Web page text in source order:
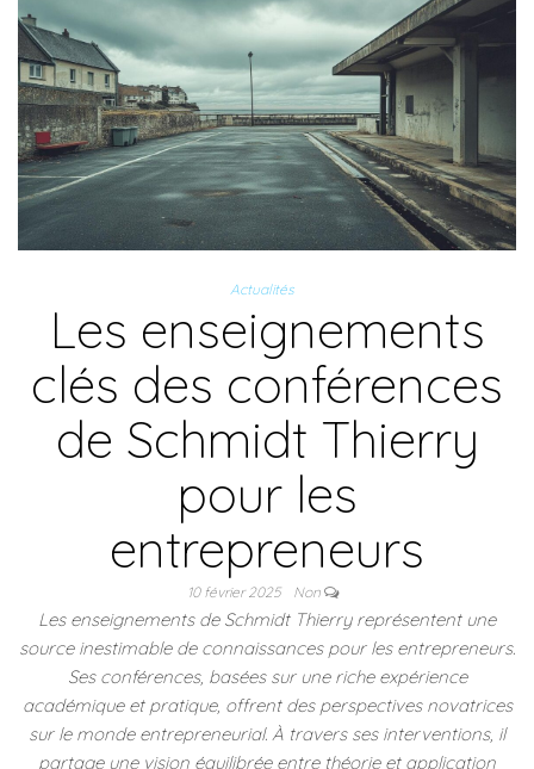
Actualités
Les enseignements
clés des conférences
de Schmidt Thierry
pour les
entrepreneurs
10 février 2025 Non
Les enseignements de Schmidt Thierry représentent une
source inestimable de connaissances pour les entrepreneurs.
Ses conférences, basées sur une riche expérience
académique et pratique, offrent des perspectives novatrices
sur le monde entrepreneurial. À travers ses interventions, il
partage une vision équilibrée entre théorie et application